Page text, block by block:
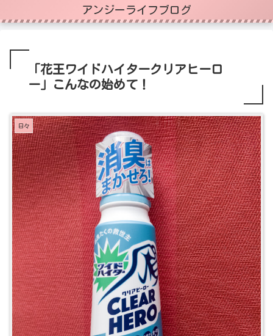
アンジーライフブログ
「花王ワイドハイタークリアヒーロ
ー」こんなの始めて！
日々